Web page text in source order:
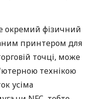
окремий фізичний
принтером для
точці, може
технікою
усіма